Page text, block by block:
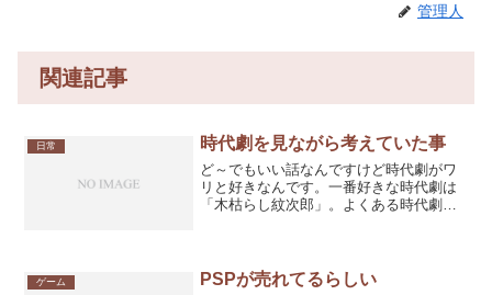
管理人
関連記事
日常 時代劇を見ながら考えていた事
ど～でもいい話なんですけど時代劇がワ
リと好きなんです。一番好きな時代劇は
「木枯らし紋次郎」。よくある時代劇の
なヤツがいるにも関わらず...
ゲーム PSPが売れてるらしい